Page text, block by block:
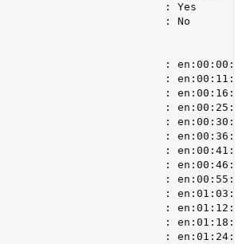
: Yes
: No
:
:
:
:
:
:
:
:
:
:
:
:
: